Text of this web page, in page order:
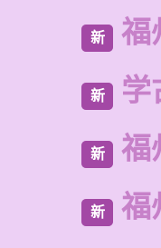
新 福
新 学
新 福
新 福